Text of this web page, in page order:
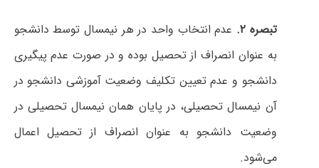
تبصره ۲ . عدم انتخاب واحد در هر نیمسال توسط دانشجو
به عنوان انصراف از تحصیل بوده و در صورت‌ عدم پیگیری
دانشجو و عدم تعیین تکلیف وضعیت آموزشی دانشجو در
آن نیمسال تحصیلی، در پایان همان نیمسال تحصیلی در
وضعیت دانشجو به عنوان انصراف از تحصیل اعمال
می‌شود.